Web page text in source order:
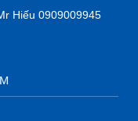
Hiếu 0909009945